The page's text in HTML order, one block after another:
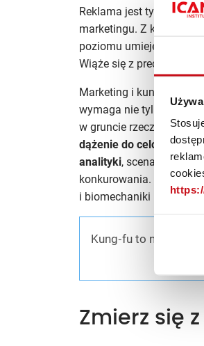
Reklama jest tylko
marketingu. Z kolei jeśli
poziomu umiejętności w
Wiąże się z precyzją i
Marketing i kung‑fu, a w
wymaga nie tylko
w gruncie rzeczy
dążenie do celów przy
analityki, scenariuszy i
konkurowania. W
i biomechaniki ruchu,
Kung‑fu to nie tylko
Zmierz się